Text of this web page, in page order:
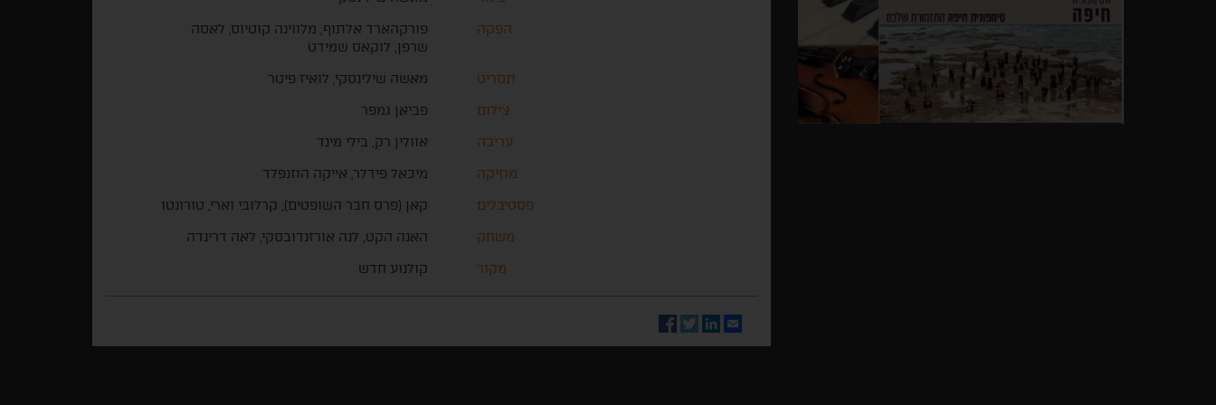
הפקה
פורקהארד אלתוף, מלווינה קוטיוס, לאסה
שרפן, לוקאס שמידט
תסריט
מאשה שילינסקי, לואיז פיטר
צילום
פביאן גמפר
עריכה
אוולין רק, בילי מינד
מוזיקה
מיכאל פידלר, אייקה הוזנפלד
פסטיבלים
קאן (פרס חבר השופטים), קרלובי וארי, טורונטו
משחק
האנה הקט, לנה אורזנדובסקי, לאה דרינדה
מקור
קולנוע חדש
Email
LinkedIn
Twitter
Facebook